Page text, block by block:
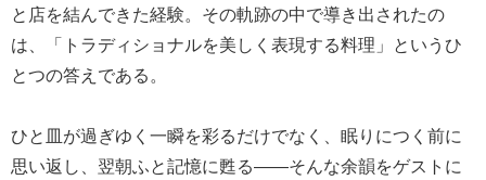
と店を結んできた経験。その軌跡の中で導き出されたの
は、「トラディショナルを美しく表現する料理」というひ
とつの答えである。
ひと皿が過ぎゆく一瞬を彩るだけでなく、眠りにつく前に
思い返し、翌朝ふと記憶に甦る――そんな余韻をゲストに